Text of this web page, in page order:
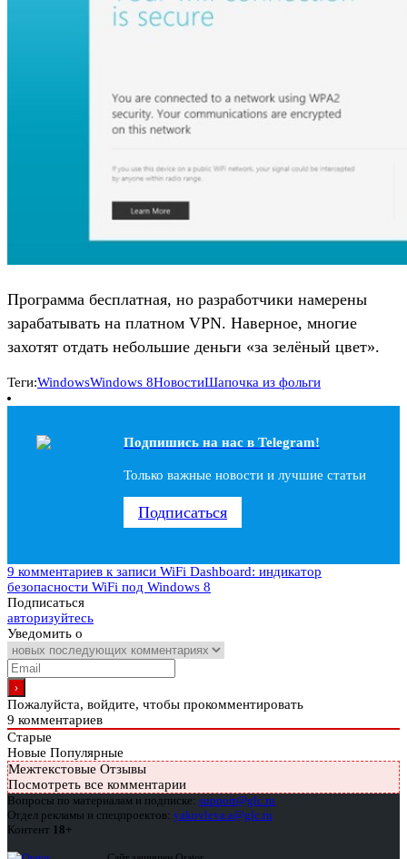
Программа бесплатная, но разработчики намерены
зарабатывать на платном VPN. Наверное, многие
захотят отдать небольшие деньги «за зелёный цвет».
Теги:WindowsWindows 8НовостиШапочка из фольги
Подпишись на наc в Telegram!
Только важные новости и лучшие статьи
Подписаться
9 комментариев к записи WiFi Dashboard: индикатор
безопасности WiFi под Windows 8
Подписаться
авторизуйтесь
Уведомить о
Пожалуйста, войдите, чтобы прокомментировать
9 комментариев
Старые
Новые Популярные
Межтекстовые Отзывы
Посмотреть все комментарии
Вопросы по материалам и подписке: support@glc.ru
Отдел рекламы и спецпроектов: yakovleva.a@glc.ru
Контент 18+